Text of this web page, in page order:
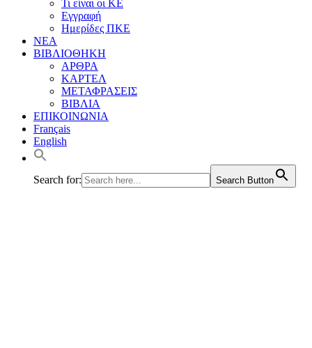
Τι είναι οι ΚΕ
Εγγραφή
Ημερίδες ΠΚΕ
ΝΕΑ
ΒΙΒΛΙΟΘΗΚΗ
ΑΡΘΡΑ
ΚΑΡΤΕΛ
ΜΕΤΑΦΡΑΣΕΙΣ
ΒΙΒΛΙΑ
ΕΠΙΚΟΙΝΩΝΙΑ
Français
English
Search for: Search Button